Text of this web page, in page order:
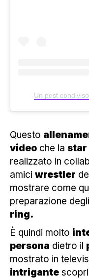
Un post
Questo
video che la star
realizzato in
amici wrestler
mostrare come
preparazione degli
ring.
È quindi molto
persona dietro il
mostrato in
intrigante